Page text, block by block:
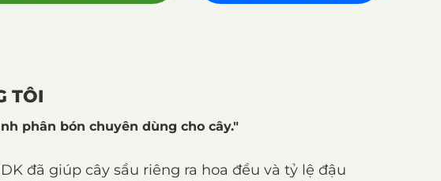
TÔI
phân bón chuyên dùng cho cây."
đã giúp cây sầu riêng ra hoa đều và tỷ lệ đậu